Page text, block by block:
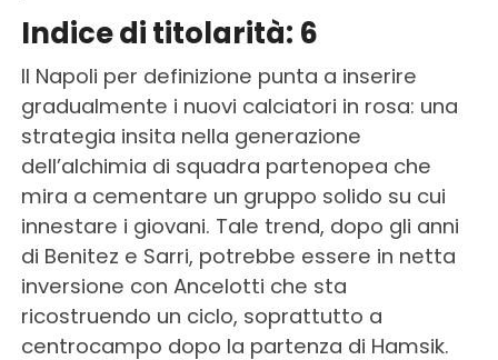
Indice di titolarità: 6
Il Napoli per definizione punta a inserire
gradualmente i nuovi calciatori in rosa: una
strategia insita nella generazione
dell’alchimia di squadra partenopea che
mira a cementare un gruppo solido su cui
innestare i giovani. Tale trend, dopo gli anni
di Benitez e Sarri, potrebbe essere in netta
inversione con Ancelotti che sta
ricostruendo un ciclo, soprattutto a
centrocampo dopo la partenza di Hamsik.